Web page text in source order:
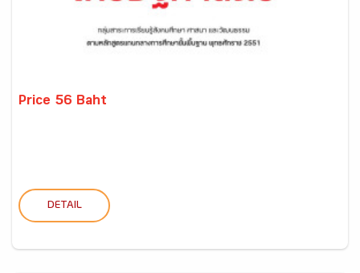
Price 56 Baht
DETAIL